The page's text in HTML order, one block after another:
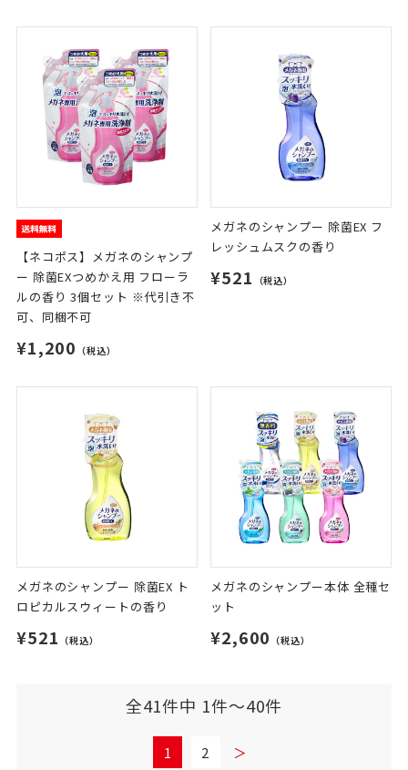
【ネコポス】メガネのシャンプ
ー 除菌EXつめかえ用 フローラ
ルの香り 3個セット ※代引き不
可、同梱不可
¥1,200 （税込）
メガネのシャンプー 除菌EX フ
レッシュムスクの香り
¥521 （税込）
メガネのシャンプー 除菌EX ト
ロピカルスウィートの香り
¥521 （税込）
メガネのシャンプー本体 全種セ
ット
¥2,600 （税込）
全41件中 1件～40件
1 2 ＞